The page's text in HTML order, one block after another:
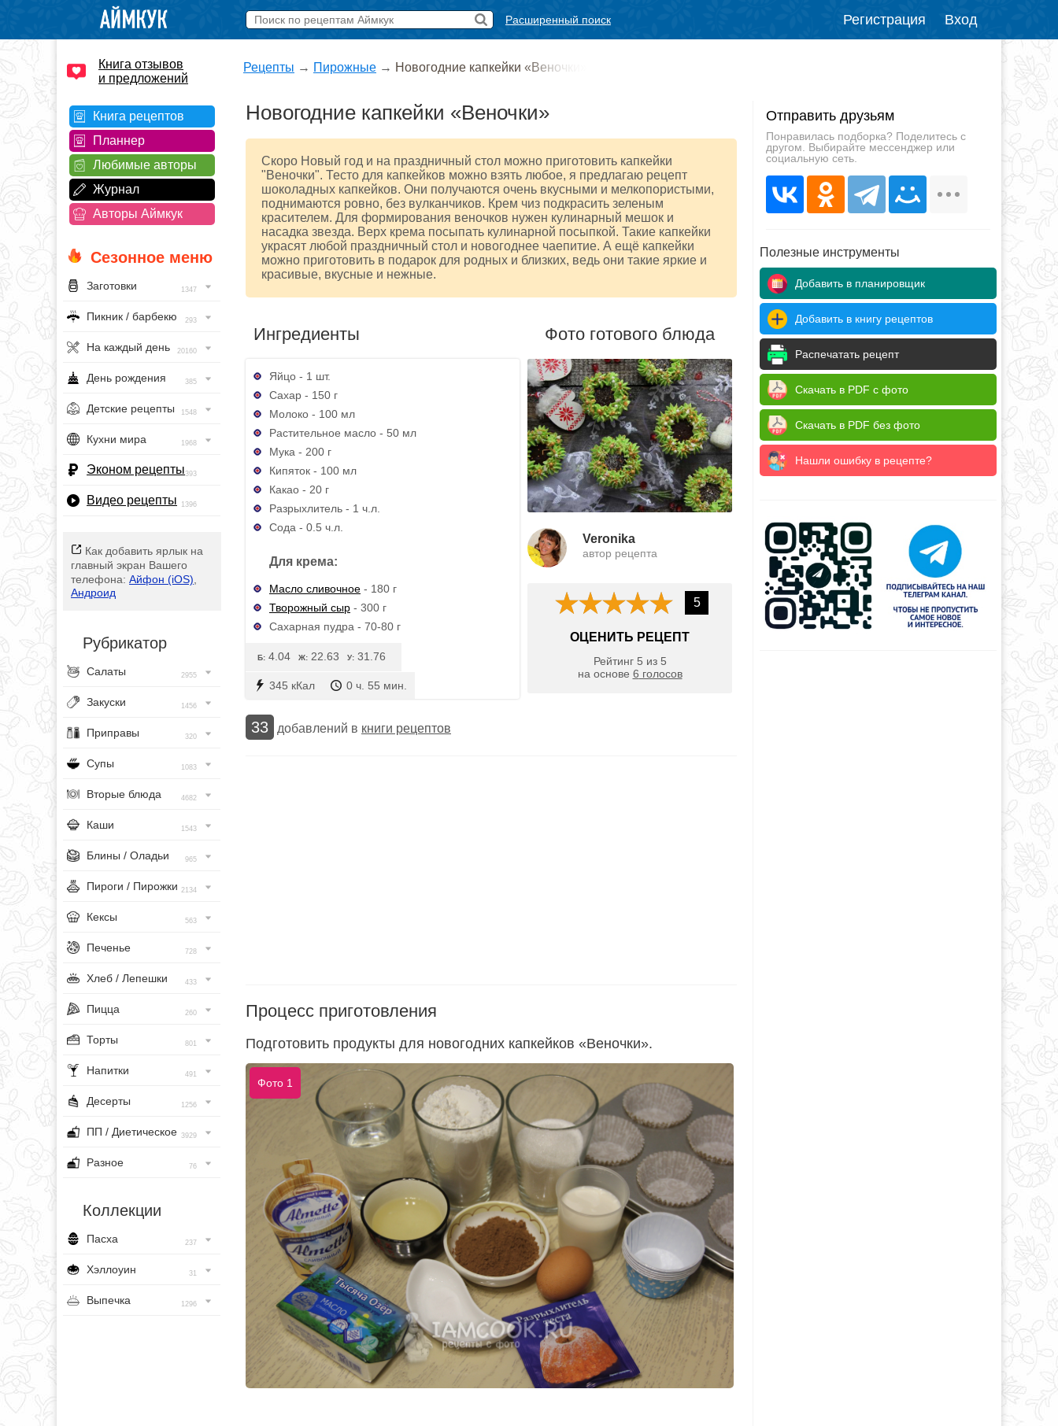
Расширенный поиск Регистрация Вход
Книга отзывов
и предложений
Книга рецептов
Планнер
Любимые авторы
Журнал
Авторы Аймкук
Сезонное меню
Заготовки 1347
Пикник / барбекю 293
На каждый день 20160
День рождения 385
Детские рецепты 1548
Кухни мира 1968
Эконом рецепты393
Видео рецепты 1396
Как добавить ярлык на
главный экран Вашего
телефона: Айфон (iOS)
Андроид
Рубрикатор
Салаты 2955
Закуски 1456
Приправы 320
Супы 1083
Вторые блюда 4682
Каши 1543
Блины / Оладьи 965
Пироги / Пирожки 2134
Кексы 563
Печенье 728
Хлеб / Лепешки 433
Пицца 260
Торты 801
Напитки 491
Десерты 1256
ПП / Диетическое 3929
Разное 76
Коллекции
Пасха 237
Хэллоуин 31
Выпечка 1296
Рецепты → Пирожные → Новогодние капкейки «Веночки»
Новогодние капкейки «Веночки»
Скоро Новый год и на праздничный стол можно приготовить капкейки
"Веночки". Тесто для капкейков можно взять любое, я предлагаю рецепт
шоколадных капкейков. Они получаются очень вкусными и мелкопористыми,
поднимаются ровно, без вулканчиков. Крем чиз подкрасить зеленым
красителем. Для формирования веночков нужен кулинарный мешок и
насадка звезда. Верх крема посыпать кулинарной посыпкой. Такие капкейки
украсят любой праздничный стол и новогоднее чаепитие. А ещё капкейки
можно приготовить в подарок для родных и близких, ведь они такие яркие и
красивые, вкусные и нежные.
Ингредиенты
Яйцо - 1 шт.
Сахар - 150 г
Молоко - 100 мл
Растительное масло - 50 мл
Мука - 200 г
Кипяток - 100 мл
Какао - 20 г
Разрыхлитель - 1 ч.л.
Сода - 0.5 ч.л.
Для крема:
Масло сливочное - 180 г
Творожный сыр - 300 г
Сахарная пудра - 70-80 г
345 кКал 0 ч. 55 мин.
Б: 4.04 Ж: 22.63 У: 31.76
Фото готового блюда
Veronika
автор рецепта
5
ОЦЕНИТЬ РЕЦЕПТ
Рейтинг 5 из 5
на основе 6 голосов
33 добавлений в книги рецептов
Процесс приготовления
Подготовить продукты для новогодних капкейков «Веночки».
Фото 1
Отправить друзьям
Понравилась подборка? Поделитесь с
другом. Выбирайте мессенджер или
социальную сеть.
Полезные инструменты
Добавить в планировщик
Добавить в книгу рецептов
Распечатать рецепт
Скачать в PDF с фото
Скачать в PDF без фото
Нашли ошибку в рецепте?